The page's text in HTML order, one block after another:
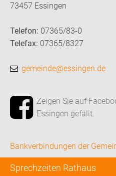
73457 Essingen
Telefon: 07365/83-0
Telefax: 07365/8327
gemeinde@essingen.de
Zeigen Sie auf
Essingen gefällt.
Bankverbindungen der
Sprechzeiten Rathaus